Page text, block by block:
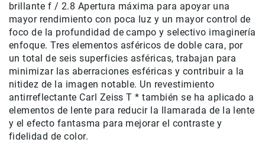
Follow
Focus
Accesorios
de
acción
Sistemas
de
intercomunicación
Kits
Videolamparas
brillante f / 2.8 Apertura máxima para apoyar una
mayor rendimiento con poca luz y un mayor control de
foco de la profundidad de campo y selectivo imaginería
enfoque.Tres elementos asféricos de doble cara, por
un total de seis superficies asféricas, trabajan para
minimizar las aberraciones esféricas y contribuir a la
nitidez de la imagen notable. Un revestimiento
antirreflectante Carl Zeiss T * también se ha aplicado a
elementos de lente para reducir la llamarada de la lente
y el efecto fantasma para mejorar el contraste y
fidelidad de color.